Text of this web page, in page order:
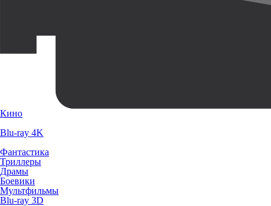
Кино
Blu-ray 4K
Фантастика
Триллеры
Драмы
Боевики
Мультфильмы
Blu-ray 3D